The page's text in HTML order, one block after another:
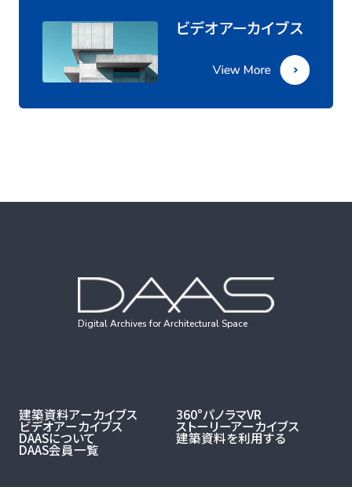
Digital Archives for Architectural Space
建築資料アーカイブス 360°パノラマVR
ビデオアーカイブス ストーリーアーカイブス
DAASについて 建築資料を利用する
DAAS会員一覧